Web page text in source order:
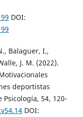
DOI:
Balaguer, I.,
J. M. (2022).
deportistas
54, 120-
DOI: